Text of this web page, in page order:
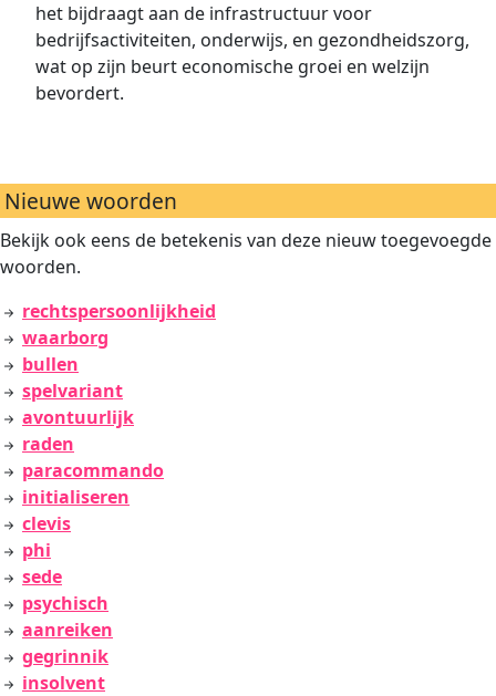
het bijdraagt aan de infrastructuur voor
bedrijfsactiviteiten, onderwijs, en gezondheidszorg,
wat op zijn beurt economische groei en welzijn
bevordert.
Nieuwe woorden
Bekijk ook eens de betekenis van deze nieuw toegevoegde
woorden.
rechtspersoonlijkheid
waarborg
bullen
spelvariant
avontuurlijk
raden
paracommando
initialiseren
clevis
phi
sede
psychisch
aanreiken
gegrinnik
insolvent